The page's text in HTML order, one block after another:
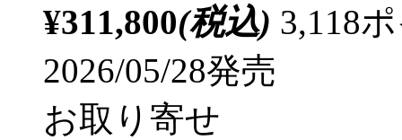
¥311,800(税込) 3,118
2026/05/28発売
お取り寄せ